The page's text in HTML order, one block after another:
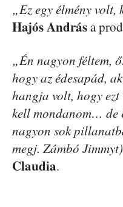
„Ez egy élmény volt,
Hajós Andrása
„Én nagyon féltem,
hogy az édesapád,
hangja volt, hogy
kell mondanom… de
nagyon sok
megj. Zámbó
Claudia.